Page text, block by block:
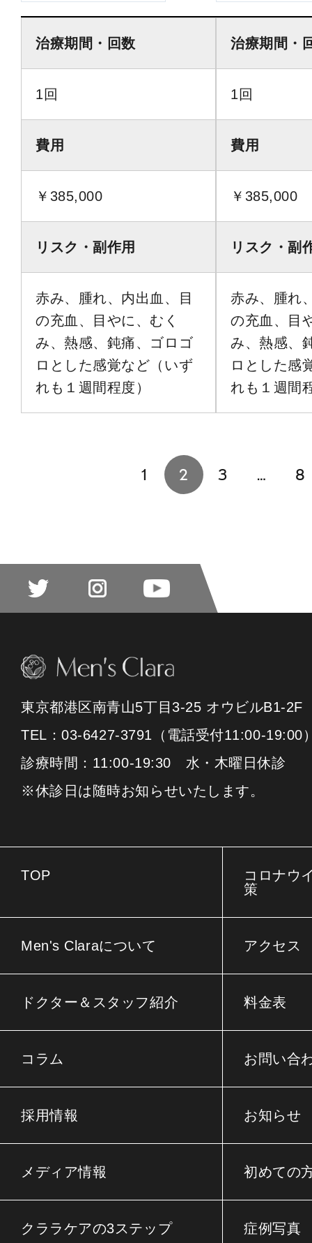
治療期間・回数
1回
費用
￥385,000
リスク・副作用
赤み、腫れ、内出血、目
の充血、目やに、むく
み、熱感、鈍痛、ゴロゴ
ロとした感覚など（いず
れも１週間程度）
治療期間・
1回
費用
￥385,000
リスク・副
赤み、腫れ
の充血、目
み、熱感、
ロとした感
れも１週
り
1 2 3 … 8
東京都港区南青山5丁目3-25 オウビルB1-2F
TEL：03-6427-3791（電話受付11:00-19:00
診療時間：11:00-19:30 水・木曜日休診
※休診日は随時お知らせいたします。
TOP
コロナウ
策
Men's Claraについて アクセス
ドクター＆スタッフ紹介 料金表
コラム お問い合
採用情報 お知らせ
メディア情報 初めての
クララケアの3ステップ 症例写真